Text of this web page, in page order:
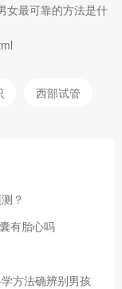
女最可靠的方法是什
西部试管
？
有胎心吗
方法确辨别男孩